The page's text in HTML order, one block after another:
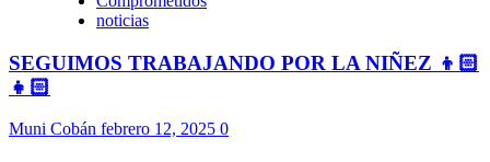
noticias
SEGUIMOS TRABAJANDO POR LA NIÑEZ 👦🏻
👧🏻
Muni Cobán febrero 12, 2025 0